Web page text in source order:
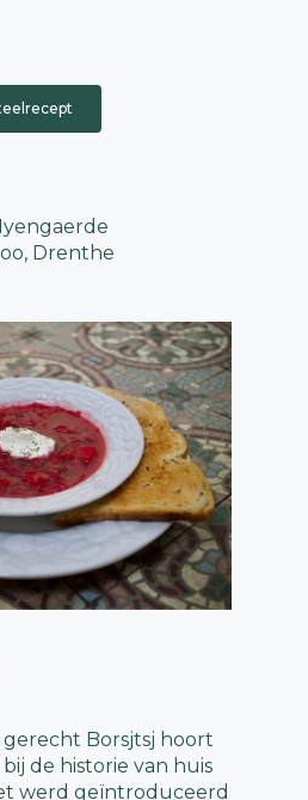
Drenthe
gerecht Borsjtsj hoort
de historie van huis
werd geïntroduceerd